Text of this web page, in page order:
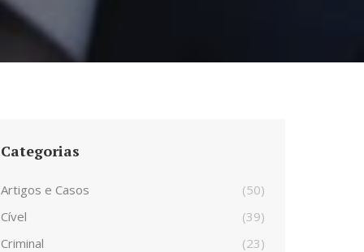
Categorias
Artigos e Casos
(50)
Cível
(39)
Criminal
(23)